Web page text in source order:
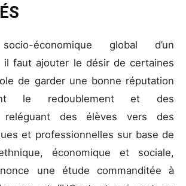
économique global d’un
il faut ajouter le désir de certaines
de garder une bonne réputation
le redoublement et des
reléguant des élèves vers des
et professionnelles sur base de
économique et sociale,
une étude commanditée à